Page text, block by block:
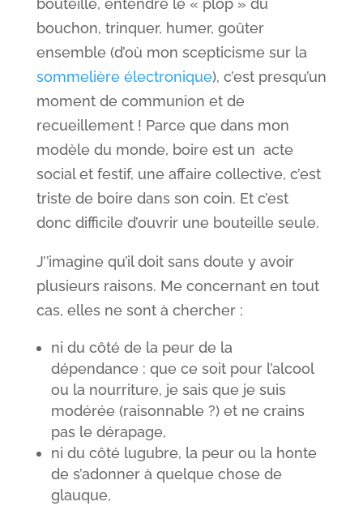
bouchon, trinquer, humer, goûter
ensemble (d’où mon scepticisme sur la
sommelière électronique), c’est presqu’un
moment de communion et de
recueillement ! Parce que dans mon
modèle du monde, boire est un acte
social et festif, une affaire collective, c’est
triste de boire dans son coin. Et c’est
donc difficile d’ouvrir une bouteille seule.
J’’imagine qu’il doit sans doute y avoir
plusieurs raisons. Me concernant en tout
cas, elles ne sont à chercher :
ni du côté de la peur de la
dépendance : que ce soit pour l’alcool
ou la nourriture, je sais que je suis
modérée (raisonnable ?) et ne crains
pas le dérapage,
ni du côté lugubre, la peur ou la honte
de s’adonner à quelque chose de
glauque,